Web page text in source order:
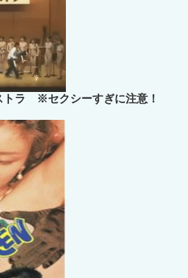
トラ ※セクシーすぎに注意！